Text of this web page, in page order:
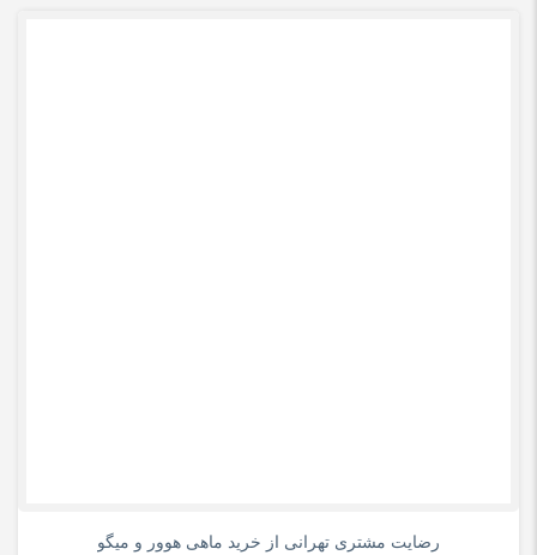
رضایت مشتری تهرانی از خرید ماهی هوور و میگو